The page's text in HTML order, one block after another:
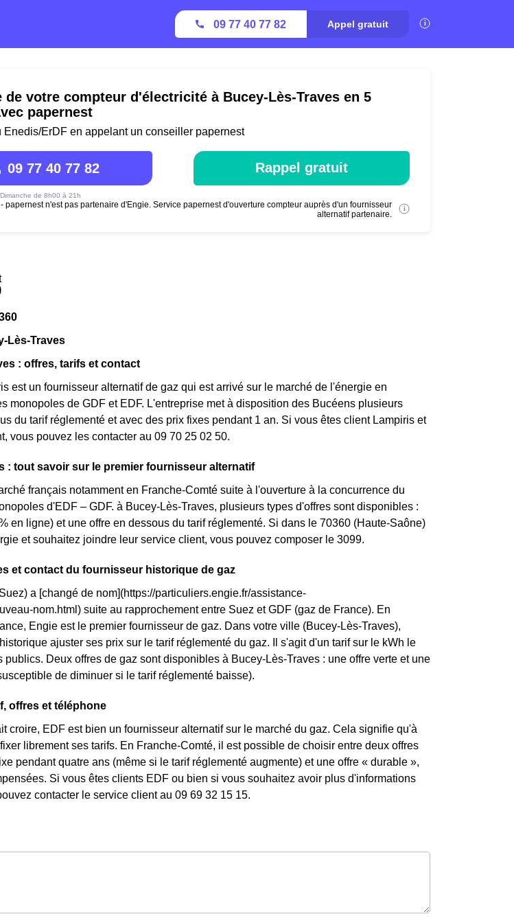
09 77 40 77 82 Appel gratuit
de votre compteur d'électricité à Bucey-Lès-Traves en 5
papernest
Enedis/ErDF en appelant un conseiller papernest
09 77 40 77 82
de 8h00 à 21h
Rappel gratuit
papernest n'est pas partenaire d'Engie. Service papernest d'ouverture compteur auprès d'un fournisseur
alternatif partenaire.
Lès-Traves
: offres, tarifs et contact
est un fournisseur alternatif de gaz qui est arrivé sur le marché de l'énergie en
monopoles de GDF et EDF. L'entreprise met à disposition des Bucéens plusieurs
du tarif réglementé et avec des prix fixes pendant 1 an. Si vous êtes client Lampiris et
vous pouvez les contacter au 09 70 25 02 50.
: tout savoir sur le premier fournisseur alternatif
français notamment en Franche-Comté suite à l'ouverture à la concurrence du
d'EDF – GDF. à Bucey-Lès-Traves, plusieurs types d'offres sont disponibles :
en ligne) et une offre en dessous du tarif réglementé. Si dans le 70360 (Haute-Saône)
et souhaitez joindre leur service client, vous pouvez composer le 3099.
et contact du fournisseur historique de gaz
a [changé de nom](https://particuliers.engie.fr/assistance-
nom.html) suite au rapprochement entre Suez et GDF (gaz de France). En
Engie est le premier fournisseur de gaz. Dans votre ville (Bucey-Lès-Traves),
ajuster ses prix sur le tarif réglementé du gaz. Il s'agit d'un tarif sur le kWh le
Deux offres de gaz sont disponibles à Bucey-Lès-Traves : une offre verte et une
de diminuer si le tarif réglementé baisse).
offres et téléphone
croire, EDF est bien un fournisseur alternatif sur le marché du gaz. Cela signifie qu'à
librement ses tarifs. En Franche-Comté, il est possible de choisir entre deux offres
pendant quatre ans (même si le tarif réglementé augmente) et une offre « durable »,
Si vous êtes clients EDF ou bien si vous souhaitez avoir plus d'informations
contacter le service client au 09 69 32 15 15.